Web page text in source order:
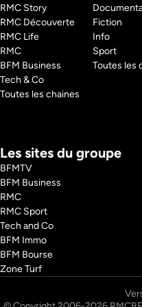
Pays : France
RMC Story
RMC Découverte
RMC Life
RMC
BFM Business
Tech & Co
Toutes les chaines
Fiction
Info
Sport
Toutes les
Les sites du groupe
BFMTV
BFM Business
RMC
RMC Sport
Tech and Co
BFM Immo
BFM Bourse
Zone Turf